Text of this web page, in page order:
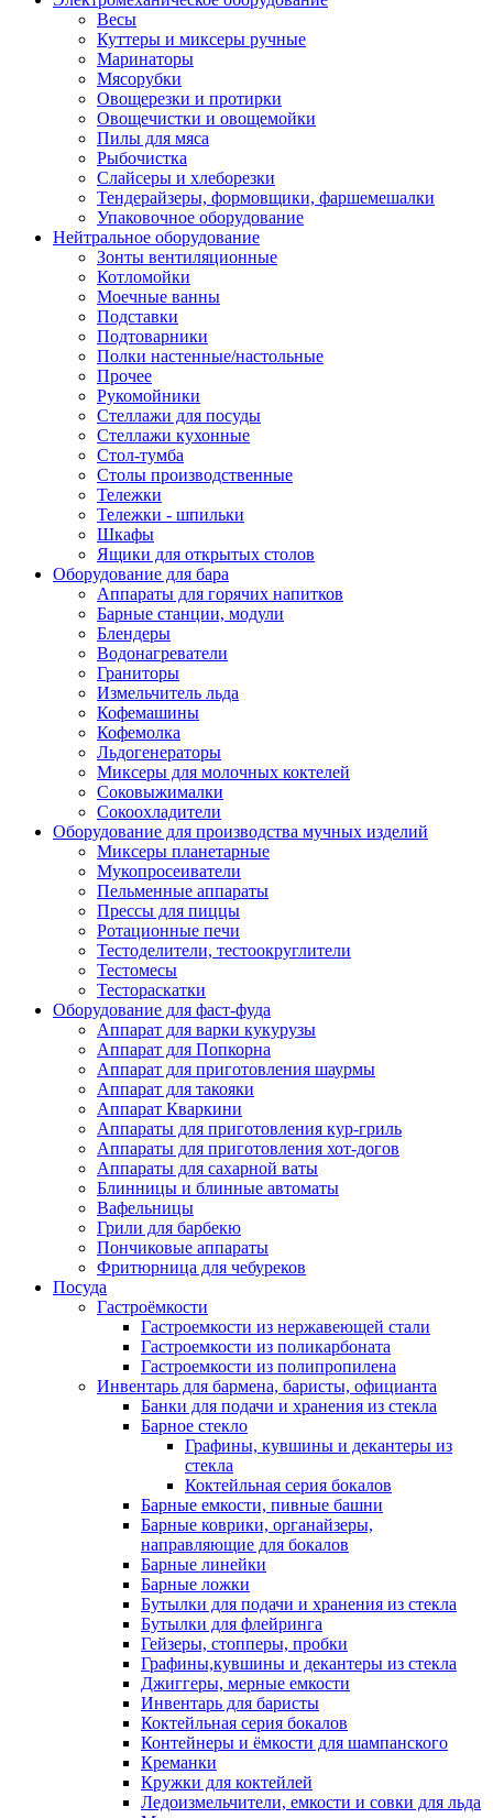
Весы
Куттеры и миксеры ручные
Маринаторы
Мясорубки
Овощерезки и протирки
Овощечистки и овощемойки
Пилы для мяса
Рыбочистка
Слайсеры и хлеборезки
Тендерайзеры, формовщики, фаршемешалки
Упаковочное оборудование
Нейтральное оборудование
Зонты вентиляционные
Котломойки
Моечные ванны
Подставки
Подтоварники
Полки настенные/настольные
Прочее
Рукомойники
Стеллажи для посуды
Стеллажи кухонные
Стол-тумба
Столы производственные
Тележки
Тележки - шпильки
Шкафы
Ящики для открытых столов
Оборудование для бара
Аппараты для горячих напитков
Барные станции, модули
Блендеры
Водонагреватели
Граниторы
Измельчитель льда
Кофемашины
Кофемолка
Льдогенераторы
Миксеры для молочных коктелей
Соковыжималки
Сокоохладители
Оборудование для производства мучных изделий
Миксеры планетарные
Мукопросеиватели
Пельменные аппараты
Прессы для пиццы
Ротационные печи
Тестоделители, тестоокруглители
Тестомесы
Тестораскатки
Оборудование для фаст-фуда
Аппарат для варки кукурузы
Аппарат для Попкорна
Аппарат для приготовления шаурмы
Аппарат для такояки
Аппарат Кваркини
Аппараты для приготовления кур-гриль
Аппараты для приготовления хот-догов
Аппараты для сахарной ваты
Блинницы и блинные автоматы
Вафельницы
Грили для барбекю
Пончиковые аппараты
Фритюрница для чебуреков
Посуда
Гастроёмкости
Гастроемкости из нержавеющей стали
Гастроемкости из поликарбоната
Гастроемкости из полипропилена
Инвентарь для бармена, баристы, официанта
Банки для подачи и хранения из стекла
Барное стекло
Графины, кувшины и декантеры из
стекла
Коктейльная серия бокалов
Барные емкости, пивные башни
Барные коврики, органайзеры,
направляющие для бокалов
Барные линейки
Барные ложки
Бутылки для подачи и хранения из стекла
Бутылки для флейринга
Гейзеры, стопперы, пробки
Графины,кувшины и декантеры из стекла
Джиггеры, мерные емкости
Инвентарь для баристы
Коктейльная серия бокалов
Контейнеры и ёмкости для шампанского
Креманки
Кружки для коктейлей
Ледоизмельчители, емкости и совки для льда